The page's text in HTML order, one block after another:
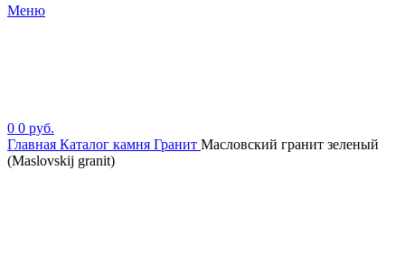
Меню
0 0 руб.
Главная Каталог камня Гранит Масловский гранит зеленый
(Maslovskij granit)